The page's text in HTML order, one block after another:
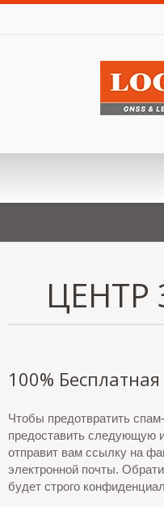
ЦЕНТР
100%
Чтобы предотвратить
предоставить
отправит вам ссылку на
электронной почты.
будет строго